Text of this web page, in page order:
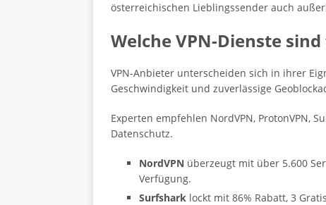
österreichischen Lieblingssender auch
Welche VPN-Dienste
VPN-Anbieter unterscheiden sich in ihrer
Geschwindigkeit und zuverlässige
Experten empfehlen NordVPN, ProtonVPN,
Datenschutz.
NordVPN überzeugt mit über 5.600
Verfügung.
Surfshark lockt mit 86% Rabatt, 3